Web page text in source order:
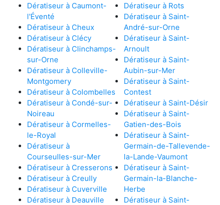
Dératiseur à Caumont-
l'Éventé
Dératiseur à Cheux
Dératiseur à Clécy
Dératiseur à Clinchamps-
sur-Orne
Dératiseur à Colleville-
Montgomery
Dératiseur à Colombelles
Dératiseur à Condé-sur-
Noireau
Dératiseur à Cormelles-
le-Royal
Dératiseur à
Courseulles-sur-Mer
Dératiseur à Cresserons
Dératiseur à Creully
Dératiseur à Cuverville
Dératiseur à Deauville
Dératiseur à Rots
Dératiseur à Saint-
André-sur-Orne
Dératiseur à Saint-
Arnoult
Dératiseur à Saint-
Aubin-sur-Mer
Dératiseur à Saint-
Contest
Dératiseur à Saint-Désir
Dératiseur à Saint-
Gatien-des-Bois
Dératiseur à Saint-
Germain-de-Tallevende-
la-Lande-Vaumont
Dératiseur à Saint-
Germain-la-Blanche-
Herbe
Dératiseur à Saint-